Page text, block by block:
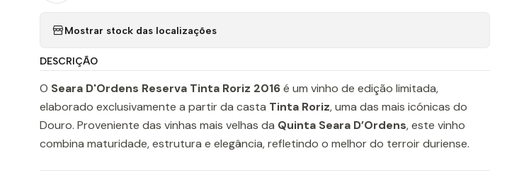
Mostrar stock das localizações
DESCRIÇÃO
O Seara D'Ordens Reserva Tinta Roriz 2016é um vinho de edição limitada,
elaborado exclusivamente a partir da casta Tinta Roriz, uma das mais icónicas do
Douro. Proveniente das vinhas mais velhas da Quinta Seara D’Ordens, este vinho
combina maturidade, estrutura e elegância, refletindo o melhor do terroir duriense.